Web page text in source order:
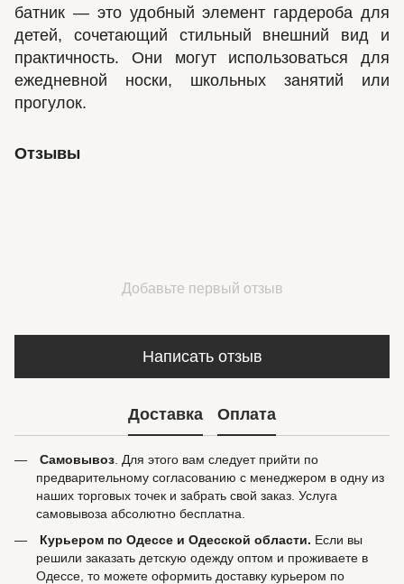
батник — это удобный элемент гардероба для
детей, сочетающий стильный внешний вид и
практичность. Они могут использоваться для
ежедневной носки, школьных занятий или
прогулок.
Отзывы
Добавьте первый отзыв
Написать отзыв
Доставка Оплата
Самовывоз. Для этого вам следует прийти по
предварительному согласованию с менеджером в одну из
наших торговых точек и забрать свой заказ. Услуга
самовывоза абсолютно бесплатна.
Курьером по Одессе и Одесской области. Если вы
решили заказать детскую одежду оптом и проживаете в
Одессе, то можете оформить доставку курьером по